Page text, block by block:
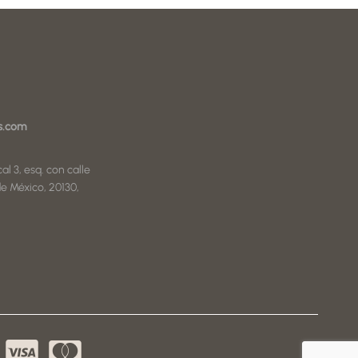
3, esq. con calle
México, 20130,